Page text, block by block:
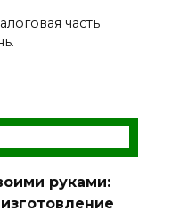
часть
руками: